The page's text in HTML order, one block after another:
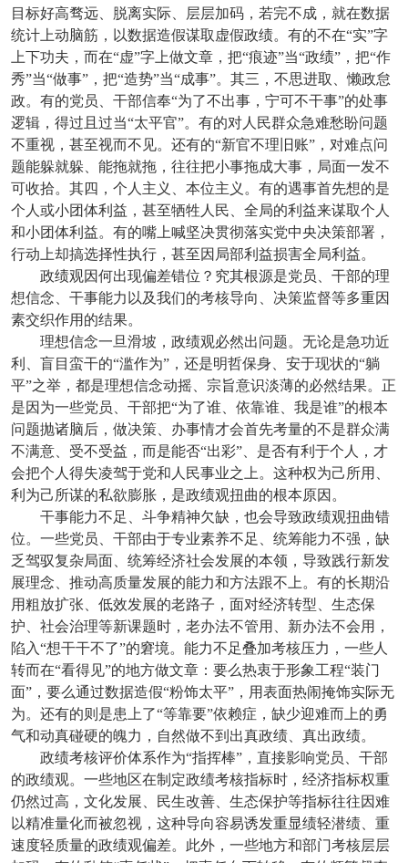
目标好高骛远、脱离实际、层层加码，若完不成，就在数据
统计上动脑筋，以数据造假谋取虚假政绩。有的不在“实”字
上下功夫，而在“虚”字上做文章，把“痕迹”当“政绩”，把“作
秀”当“做事”，把“造势”当“成事”。其三，不思进取、懒政怠
政。有的党员、干部信奉“为了不出事，宁可不干事”的处事
逻辑，得过且过当“太平官”。有的对人民群众急难愁盼问题
不重视，甚至视而不见。还有的“新官不理旧账”，对难点问
题能躲就躲、能拖就拖，往往把小事拖成大事，局面一发不
可收拾。其四，个人主义、本位主义。有的遇事首先想的是
个人或小团体利益，甚至牺牲人民、全局的利益来谋取个人
和小团体利益。有的嘴上喊坚决贯彻落实党中央决策部署，
行动上却搞选择性执行，甚至因局部利益损害全局利益。
政绩观因何出现偏差错位？究其根源是党员、干部的理
想信念、干事能力以及我们的考核导向、决策监督等多重因
素交织作用的结果。
理想信念一旦滑坡，政绩观必然出问题。无论是急功近
利、盲目蛮干的“滥作为”，还是明哲保身、安于现状的“躺
平”之举，都是理想信念动摇、宗旨意识淡薄的必然结果。正
是因为一些党员、干部把“为了谁、依靠谁、我是谁”的根本
问题抛诸脑后，做决策、办事情才会首先考量的不是群众满
不满意、受不受益，而是能否“出彩”、是否有利于个人，才
会把个人得失凌驾于党和人民事业之上。这种权为己所用、
利为己所谋的私欲膨胀，是政绩观扭曲的根本原因。
干事能力不足、斗争精神欠缺，也会导致政绩观扭曲错
位。一些党员、干部由于专业素养不足、统筹能力不强，缺
乏驾驭复杂局面、统筹经济社会发展的本领，导致践行新发
展理念、推动高质量发展的能力和方法跟不上。有的长期沿
用粗放扩张、低效发展的老路子，面对经济转型、生态保
护、社会治理等新课题时，老办法不管用、新办法不会用，
陷入“想干干不了”的窘境。能力不足叠加考核压力，一些人
转而在“看得见”的地方做文章：要么热衷于形象工程“装门
面”，要么通过数据造假“粉饰太平”，用表面热闹掩饰实际无
为。还有的则是患上了“等靠要”依赖症，缺少迎难而上的勇
气和动真碰硬的魄力，自然做不到出真政绩、真出政绩。
政绩考核评价体系作为“指挥棒”，直接影响党员、干部
的政绩观。一些地区在制定政绩考核指标时，经济指标权重
仍然过高，文化发展、民生改善、生态保护等指标往往因难
以精准量化而被忽视，这种导向容易诱发重显绩轻潜绩、重
速度轻质量的政绩观偏差。此外，一些地方和部门考核层层